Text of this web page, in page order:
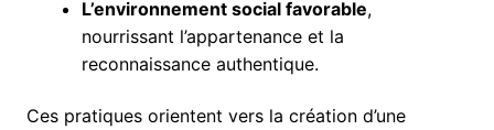
L’environnement social favorable,
nourrissant l’appartenance et la
reconnaissance authentique.
Ces pratiques orientent vers la création d’une